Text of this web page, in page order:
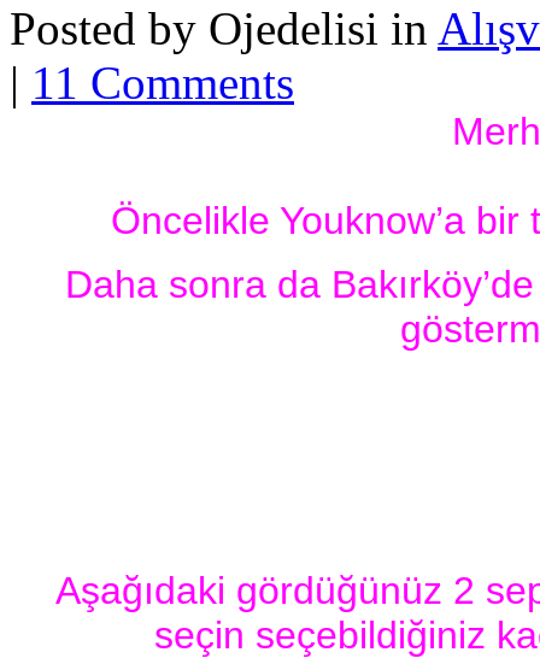
Posted by Ojedelisi in
| 11 Comments
Öncelikle Youknow’a
Daha sonra da
Aşağıdaki gördüğünüz 2
seçin seçebildiğiniz